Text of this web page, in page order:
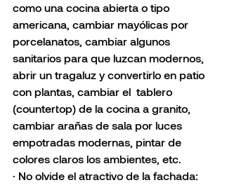
como una cocina abierta o tipo
americana, cambiar mayólicas por
porcelanatos, cambiar algunos
sanitarios para que luzcan modernos,
abrir un tragaluz y convertirlo en patio
con plantas, cambiar el  tablero
(countertop) de la cocina a granito,
cambiar arañas de sala por luces
empotradas modernas, pintar de
colores claros los ambientes, etc.
· No olvide el atractivo de la fachada: